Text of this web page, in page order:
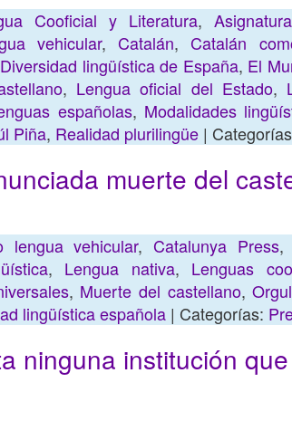
Cooficial y Literatura,
vehicular,Catalán,Catalán
Diversidad lingüística de España, El
, Lengua oficial del Estado,
españolas, Modalidades
Piña, Realidad plurilingüe |
muerte del
lengua vehicular,Catalunya Press,
, Lengua nativa, Lenguas
, Muerte del castellano,
lingüística española | Categorías:
ninguna institución